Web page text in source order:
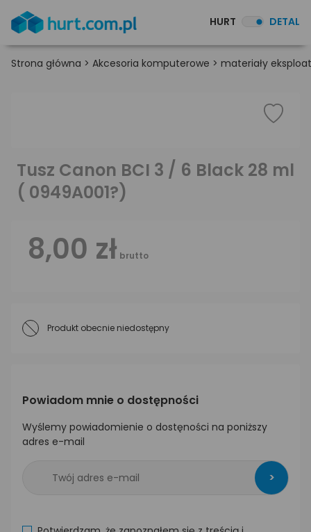
HURT DETAL
Strona główna > Akcesoria komputerowe > materiały
Tusz Canon BCI 3 / 6 Black 28 ml
( 0949A001?)
8,00 zł brutto
Produkt obecnie niedostępny
Powiadom mnie o dostępności
Wyślemy powiadomienie o dostęności na poniższy
adres e-mail
>